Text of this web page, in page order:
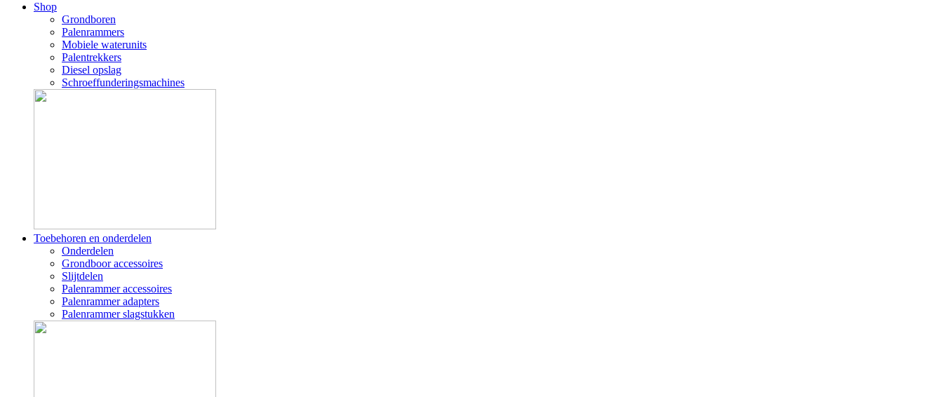
Shop
Grondboren
Palenrammers
Mobiele waterunits
Palentrekkers
Diesel opslag
Schroeffunderingsmachines
Toebehoren en onderdelen
Onderdelen
Grondboor accessoires
Slijtdelen
Palenrammer accessoires
Palenrammer adapters
Palenrammer slagstukken